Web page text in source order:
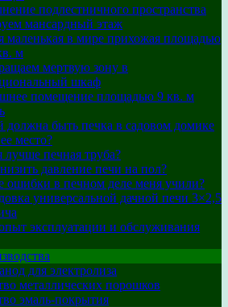
подлестничного пространства
мансардный этаж
маленькая в мире прихожая площадью
м
мертвую зону в
шкаф
помещение площадью 9 кв. м
должна быть печка в садовом домике
место?
лучше печная труба?
давление печи на пол?
ошибки в печном деле меня учили?
универсальной дачной печи 3×2,5
эксплуатации и обслуживания
для электролиза
металлических порошков
эмаль-покрытия